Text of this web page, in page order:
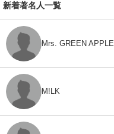
新着著名人一覧
Mrs. GREEN APPLE
M!LK